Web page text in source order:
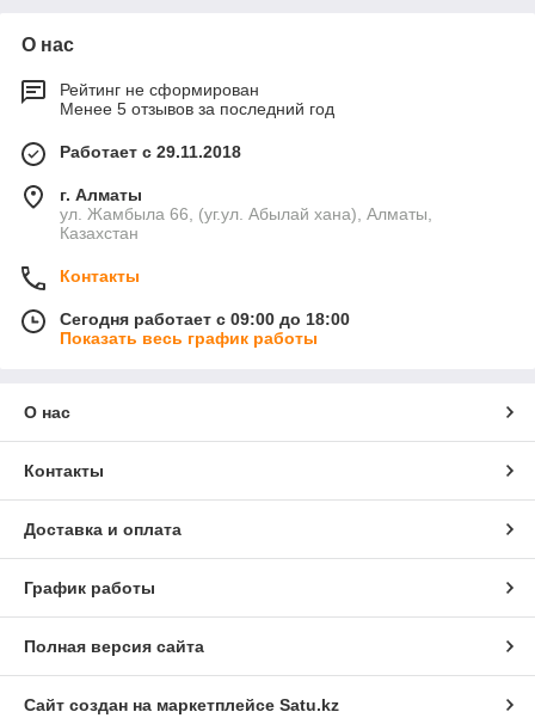
О нас
Рейтинг не сформирован
Менее 5 отзывов за последний год
Работает с 29.11.2018
г. Алматы
ул. Жамбыла 66, (уг.ул. Абылай хана), Алматы,
Казахстан
Контакты
Сегодня работает с 09:00 до 18:00
Показать весь график работы
О нас
Контакты
Доставка и оплата
График работы
Полная версия сайта
Сайт создан на маркетплейсе Satu.kz